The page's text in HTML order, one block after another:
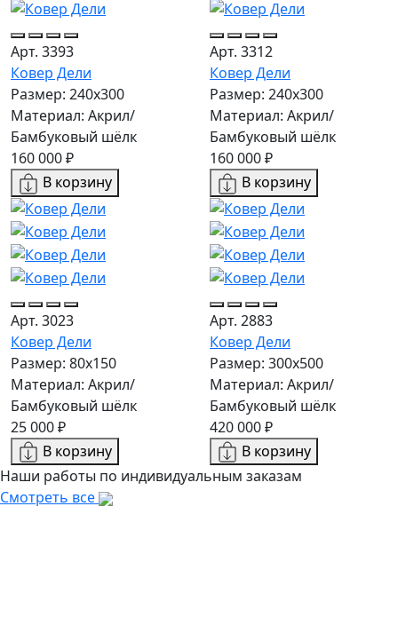
Арт. 3393
Ковер Дели
Размер: 240х300
Материал: Акрил/
Бамбуковый шёлк
160 000 ₽
В корзину
Арт. 3312
Ковер Дели
Размер: 240х300
Материал: Акрил/
Бамбуковый шёлк
160 000 ₽
В корзину
Арт. 3023
Ковер Дели
Размер: 80x150
Материал: Акрил/
Бамбуковый шёлк
25 000 ₽
В корзину
Арт. 2883
Ковер Дели
Размер: 300х500
Материал: Акрил/
Бамбуковый шёлк
420 000 ₽
В корзину
Наши работы по индивидуальным заказам
Смотреть все